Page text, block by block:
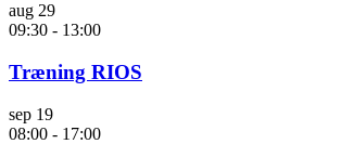
aug 29
09:30 - 13:00
Træning RIOS
sep 19
08:00 - 17:00